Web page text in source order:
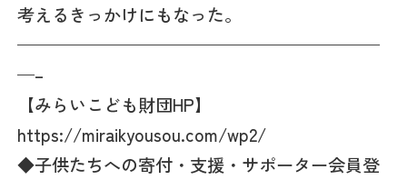
考えるきっかけにもなった。
—————————————————————
—–
【みらいこども財団HP】
https://miraikyousou.com/wp2/
◆子供たちへの寄付・支援・サポーター会員登